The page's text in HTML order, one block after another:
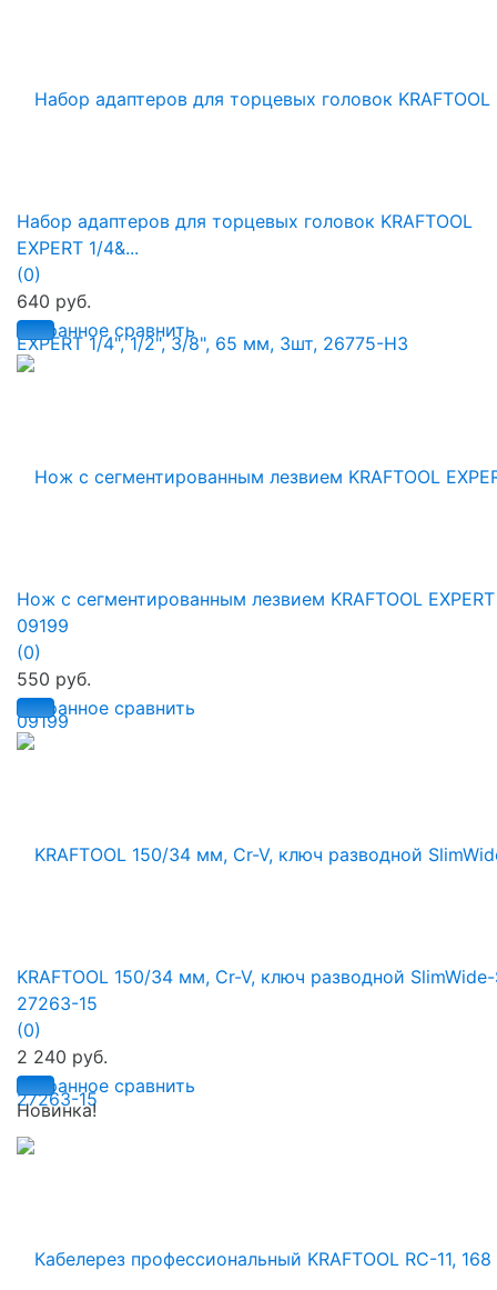
избранное сравнить
Набор адаптеров для торцевых головок KRAFTOOL
EXPERT 1/4&...
(0)
640 руб.
избранное сравнить
Нож с сегментированным лезвием KRAFTOOL EXPERT
09199
(0)
550 руб.
избранное сравнить
KRAFTOOL 150/34 мм, Cr-V, ключ разводной
27263-15
(0)
2 240 руб.
Новинка!